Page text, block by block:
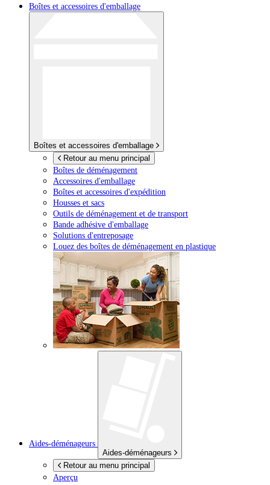
Boîtes et accessoires d'emballage
Boîtes et accessoires d'emballage
Retour au menu principal
Boîtes de déménagement
Accessoires d'emballage
Boîtes et accessoires d'expédition
Housses et sacs
Outils de déménagement et de transport
Bande adhésive d'emballage
Solutions d'entreposage
Louez des boîtes de déménagement en plastique
Aides-déménageurs
Aides-déménageurs
Retour au menu principal
Aperçu